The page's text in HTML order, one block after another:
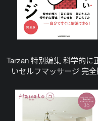
Tarzan 特别编集 科学的に
いセルフマッサージ 完全